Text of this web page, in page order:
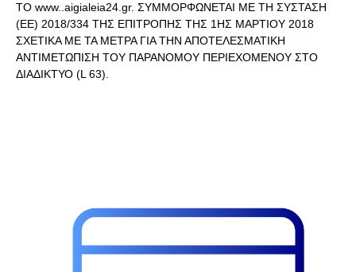
ΤΟ www..aigialeia24.gr. ΣΥΜΜΟΡΦΩΝΕΤΑΙ ΜΕ ΤΗ ΣΥΣΤΑΣΗ
(ΕΕ) 2018/334 ΤΗΣ ΕΠΙΤΡΟΠΗΣ ΤΗΣ 1ΗΣ ΜΑΡΤΙΟΥ 2018
ΣΧΕΤΙΚΑ ΜΕ ΤΑ ΜΕΤΡΑ ΓΙΑ ΤΗΝ ΑΠΟΤΕΛΕΣΜΑΤΙΚΗ
ΑΝΤΙΜΕΤΩΠΙΣΗ ΤΟΥ ΠΑΡΑΝΟΜΟΥ ΠΕΡΙΕΧΟΜΕΝΟΥ ΣΤΟ
ΔΙΑΔΙΚΤΥΟ (L 63).